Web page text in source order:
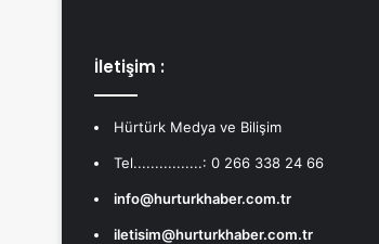
İletişim :
Hürtürk Medya ve Bilişim
Tel................: 0 266 338 24 66
info@hurturkhaber.com.tr
iletisim@hurturkhaber.com.tr